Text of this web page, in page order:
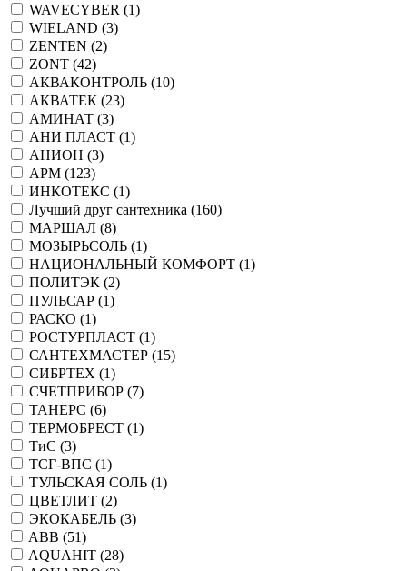
WAVECYBER (1)
WIELAND (3)
ZENTEN (2)
ZONT (42)
АКВАКОНТРОЛЬ (10)
АКВАТЕК (23)
АМИНАТ (3)
АНИ ПЛАСТ (1)
АНИОН (3)
АРМ (123)
ИНКОТЕКС (1)
Лучший друг сантехника (160)
МАРШАЛ (8)
МОЗЫРЬСОЛЬ (1)
НАЦИОНАЛЬНЫЙ КОМФОРТ (1)
ПОЛИТЭК (2)
ПУЛЬСАР (1)
РАСКО (1)
РОСТУРПЛАСТ (1)
САНТЕХМАСТЕР (15)
СИБРТЕХ (1)
СЧЕТПРИБОР (7)
ТАНЕРС (6)
ТЕРМОБРЕСТ (1)
ТиС (3)
ТСГ-ВПС (1)
ТУЛЬСКАЯ СОЛЬ (1)
ЦВЕТЛИТ (2)
ЭКОКАБЕЛЬ (3)
ABB (51)
AQUAHIT (28)